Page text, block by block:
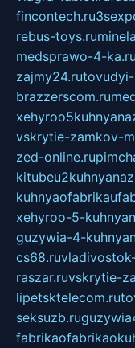
fincontech.ru
rebus-toys.ru
medsprawo-4-ka.ru
zajmy24.rutovudyi-
brazzerscom.ru
vskrytie-zamkov-
zed-online.ru
xehyroo-5-
guzywia-4-
cs68.ru
raszar.ruvskrytie-
lipetsktelecom.ru
seksuzb.ru